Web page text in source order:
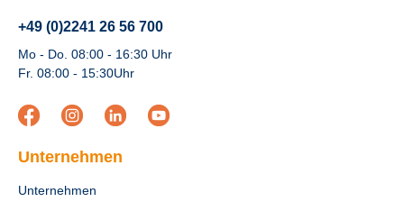
+49 (0)2241 26 56 700
Mo - Do. 08:00 - 16:30 Uhr
Fr. 08:00 - 15:30Uhr
Unternehmen
Unternehmen